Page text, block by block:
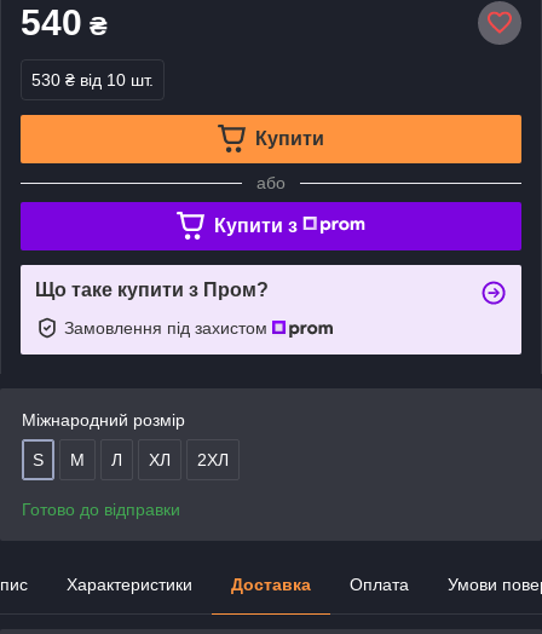
540 ₴
530 ₴ від 10 шт.
Купити
або
Купити з
Що таке купити з Пром?
Замовлення під захистом
Міжнародний розмір
S М Л ХЛ 2ХЛ
Готово до відправки
Характеристики Доставка Оплата Умови